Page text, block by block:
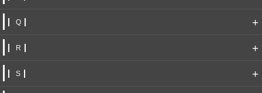
Q +
R +
S +